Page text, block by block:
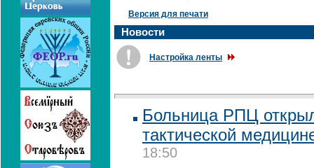
Версия для печати
Новости
Настройка ленты
Больница РПЦ
тактической
18:50